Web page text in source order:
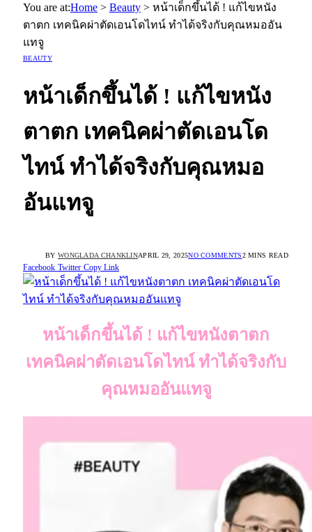
You are at:Home > Beauty > หน้าเด็กขึ้นได้ ! แก้ไขหนัง
ตาตก เทคนิคผ่าตัดเอนโดไทน์ ทำได้จริงกับคุณหมออัน
แทจู
BEAUTY
หน้าเด็กขึ้นได้ ! แก้ไขหนัง
ตาตก เทคนิคผ่าตัดเอนโด
ไทน์ ทำได้จริงกับคุณหมอ
อันแทจู
BY WONGLADA CHANKLINAPRIL 29, 2025NO COMMENTS2 MINS READ
Facebook Twitter Copy Link
หน้าเด็กขึ้นได้ ! แก้ไขหนังตาตก
เทคนิคผ่าตัดเอนโดไทน์ ทำได้จริงกับ
คุณหมออันแทจู